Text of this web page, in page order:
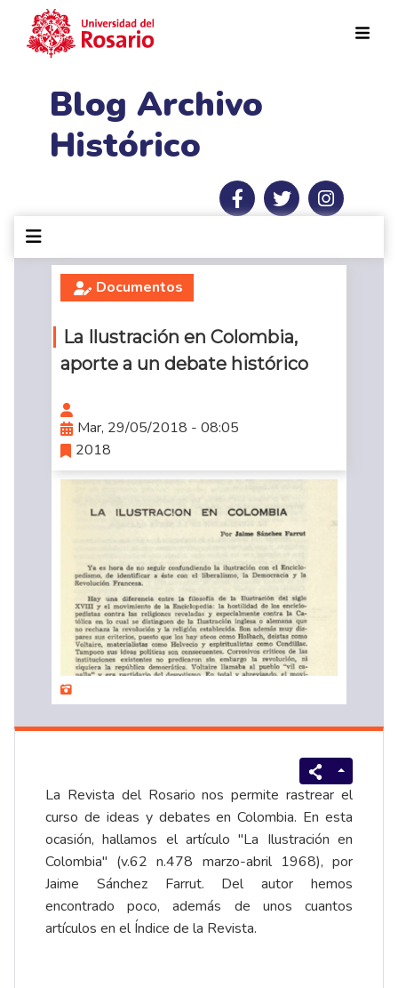
Blog Archivo
Histórico
Documentos
La Ilustración en Colombia,
aporte a un debate histórico
Mar, 29/05/2018 - 08:05
2018
La Revista del Rosario nos permite rastrear el
curso de ideas y debates en Colombia. En esta
ocasión, hallamos el artículo "La Ilustración en
Colombia" (v.62 n.478 marzo-abril 1968), por
Jaime Sánchez Farrut. Del autor hemos
encontrado poco, además de unos cuantos
artículos en el Índice de la Revista.